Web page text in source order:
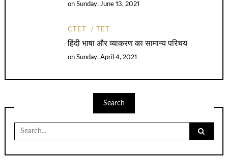
onSunday, June 13, 2021
CTET TET
हिंदी भाषा और व्याकरण का सामान्य परिचय
onSunday, April 4, 2021
Search
for: